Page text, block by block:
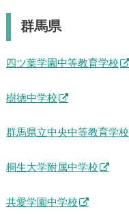
群馬県
四ツ葉学園中等教育学校
樹徳中学校
群馬県立中央中等教育学校
桐生大学附属中学校
共愛学園中学校